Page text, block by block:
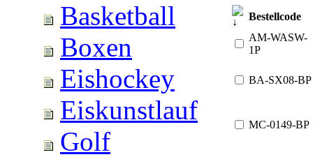
Basketball
Boxen
Eishockey
Eiskunstlauf
Golf
Bestellcode
AM-WASW-
1P
BA-SX08-BP
MC-0149-BP